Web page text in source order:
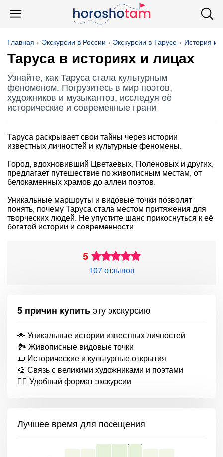
Главная Экскурсии в России Экскурсии в Тарусе История и
Таруса в историях и лицах
Узнайте, как Таруса стала культурным
феноменом. Погрузитесь в мир поэтов,
художников и музыкантов, исследуя её
исторические и современные грани
Таруса раскрывает свои тайны через истории
известных личностей и культурные феномены.
Город, вдохновивший Цветаевых, Поленовых и других,
предлагает путешествие по живописным местам, от
белокаменных храмов до аллеи поэтов.
Уникальные маршруты и видовые точки позволят
понять, почему Таруса стала местом притяжения для
творческих людей. Не упустите шанс прикоснуться к её
богатой истории и современности
5
107 отзывов
5 причин купитьэту экскурсию
🌟 Уникальные истории известных личностей
🏞️ Живописные видовые точки
📜 Исторические и культурные открытия
🎨 Связь с великими художниками и поэтами
🚶‍♂️ Удобный формат экскурсии
Лучшее время для посещения